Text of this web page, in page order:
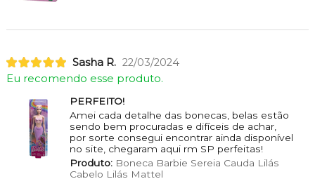
Sasha R. 22/03/2024
Eu recomendo esse produto.
PERFEITO!
Amei cada detalhe das bonecas, belas estão
sendo bem procuradas e difíceis de achar,
por sorte consegui encontrar ainda disponível
no site, chegaram aqui rm SP perfeitas!
Produto:Boneca Barbie Sereia Cauda Lilás
Cabelo Lilás Mattel